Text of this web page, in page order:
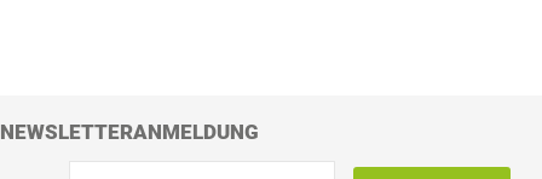
NEWSLETTERANMELDUNG